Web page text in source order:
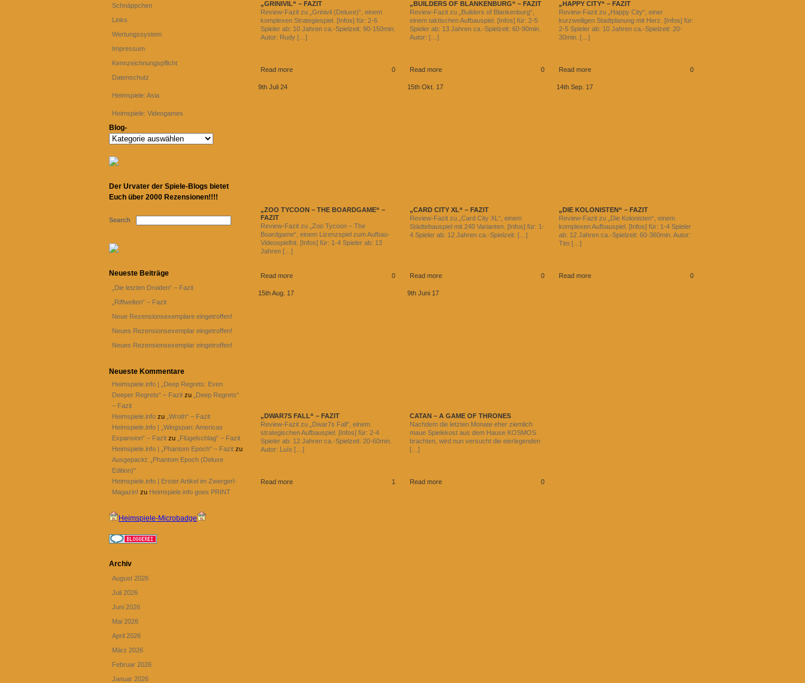
„GRINIVIL“ – FAZIT
Review-Fazit zu „Grinivil (Deluxe)“, einem
komplexen Strategiespiel. [Infos] für: 2-6
Spieler ab: 10 Jahren ca.-Spielzeit: 90-150min.
Autor: Rudy […]
Read more 0
„BUILDERS OF BLANKENBURG“ – FAZIT
Review-Fazit zu „Builders of Blankenburg“,
einem taktischen Aufbauspiel. [Infos] für: 2-5
Spieler ab: 13 Jahren ca.-Spielzeit: 60-90min.
Autor: […]
Read more 0
„HAPPY CITY“ – FAZIT
Review-Fazit zu „Happy City“, einer
kurzweiligen Stadtplanung mit Herz. [Infos] für:
2-5 Spieler ab: 10 Jahren ca.-Spielzeit: 20-
30min. […]
Read more 0
9th Juli 24
„ZOO TYCOON – THE BOARDGAME“ –
FAZIT
Review-Fazit zu „Zoo Tycoon – The
Boardgame“, einem Lizenzspiel zum Aufbau-
Videospielhit. [Infos] für: 1-4 Spieler ab: 13
Jahren […]
Read more 0
15th Okt. 17
„CARD CITY XL“ – FAZIT
Review-Fazit zu „Card City XL“, einem
Städtebauspiel mit 240 Varianten. [Infos] für: 1-
4 Spieler ab: 12 Jahren ca.-Spielzeit: […]
Read more 0
14th Sep. 17
„DIE KOLONISTEN“ – FAZIT
Review-Fazit zu „Die Kolonisten“, einem
komplexen Aufbauspiel. [Infos] für: 1-4 Spieler
ab: 12 Jahren ca.-Spielzeit: 60-360min. Autor:
Tim […]
Read more 0
15th Aug. 17
„DWAR7S FALL“ – FAZIT
Review-Fazit zu „Dwar7s Fall“, einem
strategischen Aufbauspiel. [Infos] für: 2-4
Spieler ab: 12 Jahren ca.-Spielzeit: 20-60min.
Autor: Luís […]
Read more 1
9th Juni 17
CATAN – A GAME OF THRONES
Nachdem die letzten Monate eher ziemlich
maue Spielekost aus dem Hause KOSMOS
brachten, wird nun versucht die eierlegenden
[…]
Read more 0
Schnäppchen
Links
Wertungssystem
Impressum
Kennzeichnungspflicht
Datenschutz
Heimspiele: Asia
Heimspiele: Videogames
Blog-
Blog-
Der Urvater der Spiele-Blogs bietet
Euch über 2000 Rezensionen!!!!
Search
Neueste Beiträge
„Die letzten Droiden“ – Fazit
„Riffwelten“ – Fazit
Neue Rezensionsexemplare eingetroffen!
Neues Rezensionsexemplar eingetroffen!
Neues Rezensionsexemplar eingetroffen!
Neueste Kommentare
Heimspiele.info | „Deep Regrets: Even
Deeper Regrets“ – Fazit zu
„Deep Regrets“
– Fazit
Heimspiele.info zu „Wroth“ – Fazit
Heimspiele.info | „Wingspan: Americas
Expansion“ – Fazit zu
„Flügelschlag“ – Fazit
Heimspiele.info | „Phantom Epoch“ – Fazit zu
Ausgepackt: „Phantom Epoch (Deluxe
Edition)“
Heimspiele.info | Erster Artikel im Zwergerl-
Magazin! zu Heimspiele.info goes PRINT
Heimspiele-Microbadge
Archiv
August 2026
Juli 2026
Juni 2026
Mai 2026
April 2026
März 2026
Februar 2026
Januar 2026